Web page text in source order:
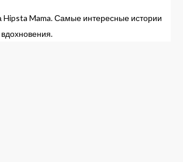
Hipsta Mama. Самые интересные истории